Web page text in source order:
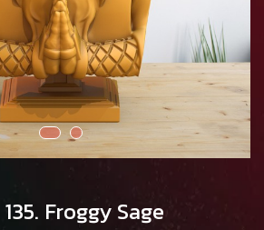
Froggy Sage